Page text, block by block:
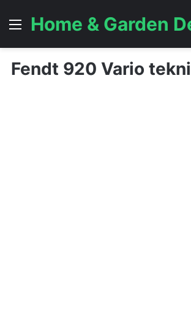
Menü
Home & Garden
Fendt 920 Vario